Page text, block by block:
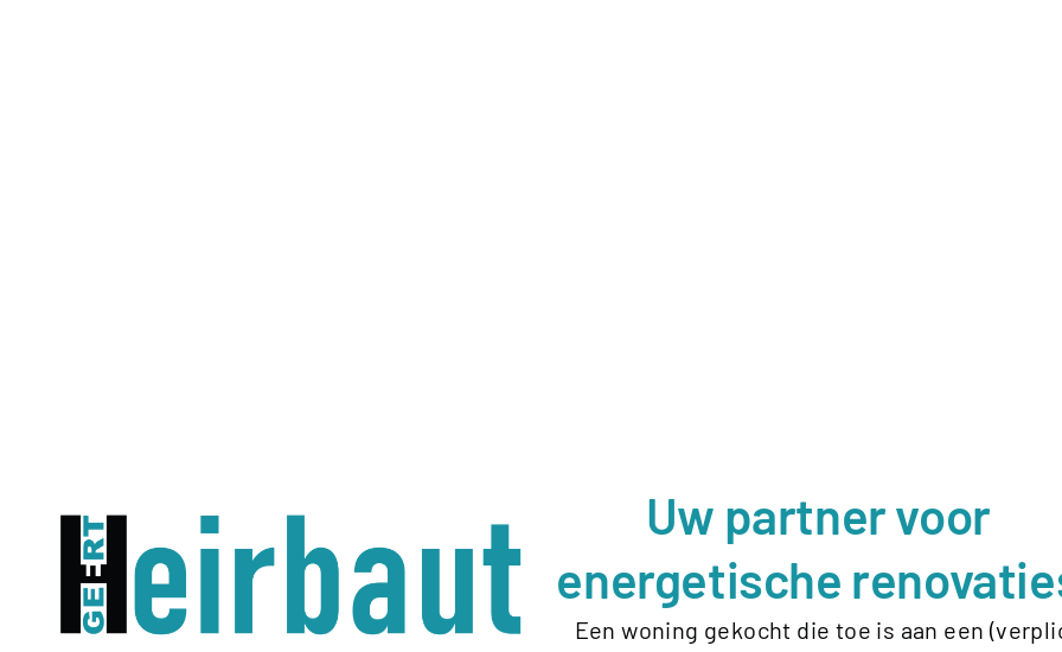
Uw partner voor
energetische
Een woning gekocht die toe is aan een